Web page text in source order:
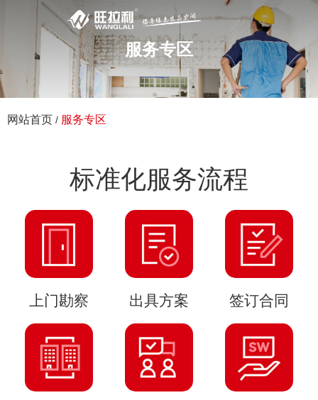
服务专区
网站首页 / 服务专区
标准化服务流程
上门勘察 出具方案 签订合同